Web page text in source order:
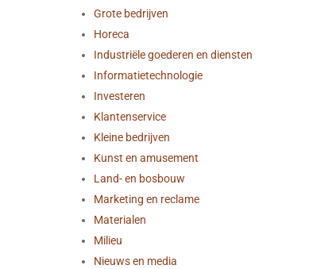
Grote bedrijven
Horeca
Industriële goederen en diensten
Informatietechnologie
Investeren
Klantenservice
Kleine bedrijven
Kunst en amusement
Land- en bosbouw
Marketing en reclame
Materialen
Milieu
Nieuws en media